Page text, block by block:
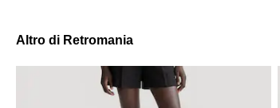
Altro di Retromania